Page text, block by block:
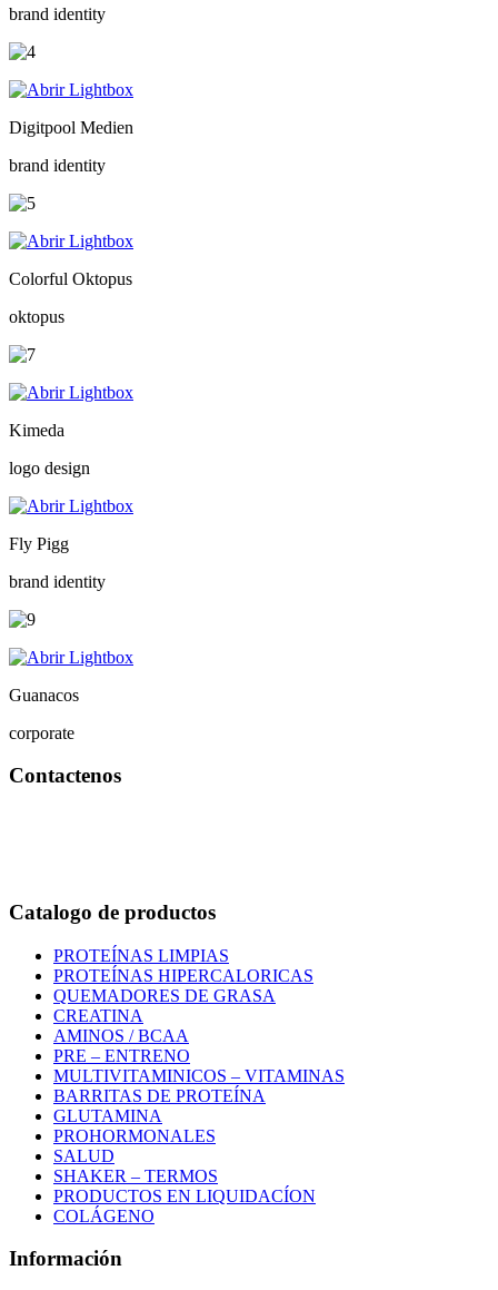
brand identity
Digitpool Medien
brand identity
Colorful Oktopus
oktopus
Kimeda
logo design
Fly Pigg
brand identity
Guanacos
corporate
Contactenos
Catalogo de productos
PROTEÍNAS LIMPIAS
PROTEÍNAS HIPERCALORICAS
QUEMADORES DE GRASA
CREATINA
AMINOS / BCAA
PRE – ENTRENO
MULTIVITAMINICOS – VITAMINAS
BARRITAS DE PROTEÍNA
GLUTAMINA
PROHORMONALES
SALUD
SHAKER – TERMOS
PRODUCTOS EN LIQUIDACÍON
COLÁGENO
Información